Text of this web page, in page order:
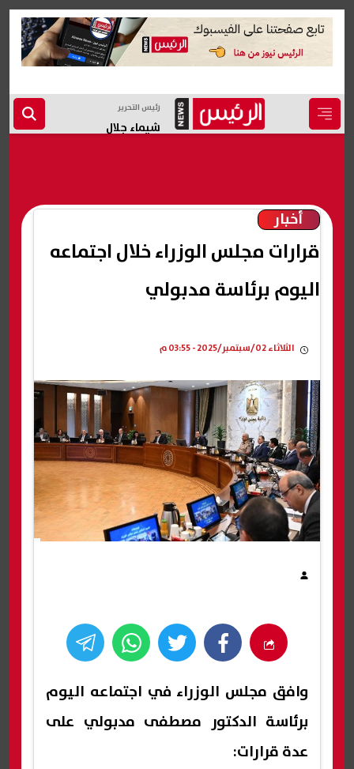
رئيس التحرير
شيماء جلال
أخبار
قرارات مجلس الوزراء خلال اجتماعه
اليوم برئاسة مدبولي
الثلاثاء 02/سبتمبر/2025 - 03:55 م
وافق مجلس الوزراء في اجتماعه اليوم
برئاسة الدكتور مصطفى مدبولي على
عدة قرارات: